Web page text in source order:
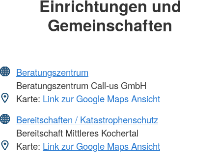
Einrichtungen und
Gemeinschaften
Beratungszentrum
Beratungszentrum Call-us GmbH
Karte: Link zur Google Maps Ansicht
Bereitschaften / Katastrophenschutz
Bereitschaft Mittleres Kochertal
Karte: Link zur Google Maps Ansicht